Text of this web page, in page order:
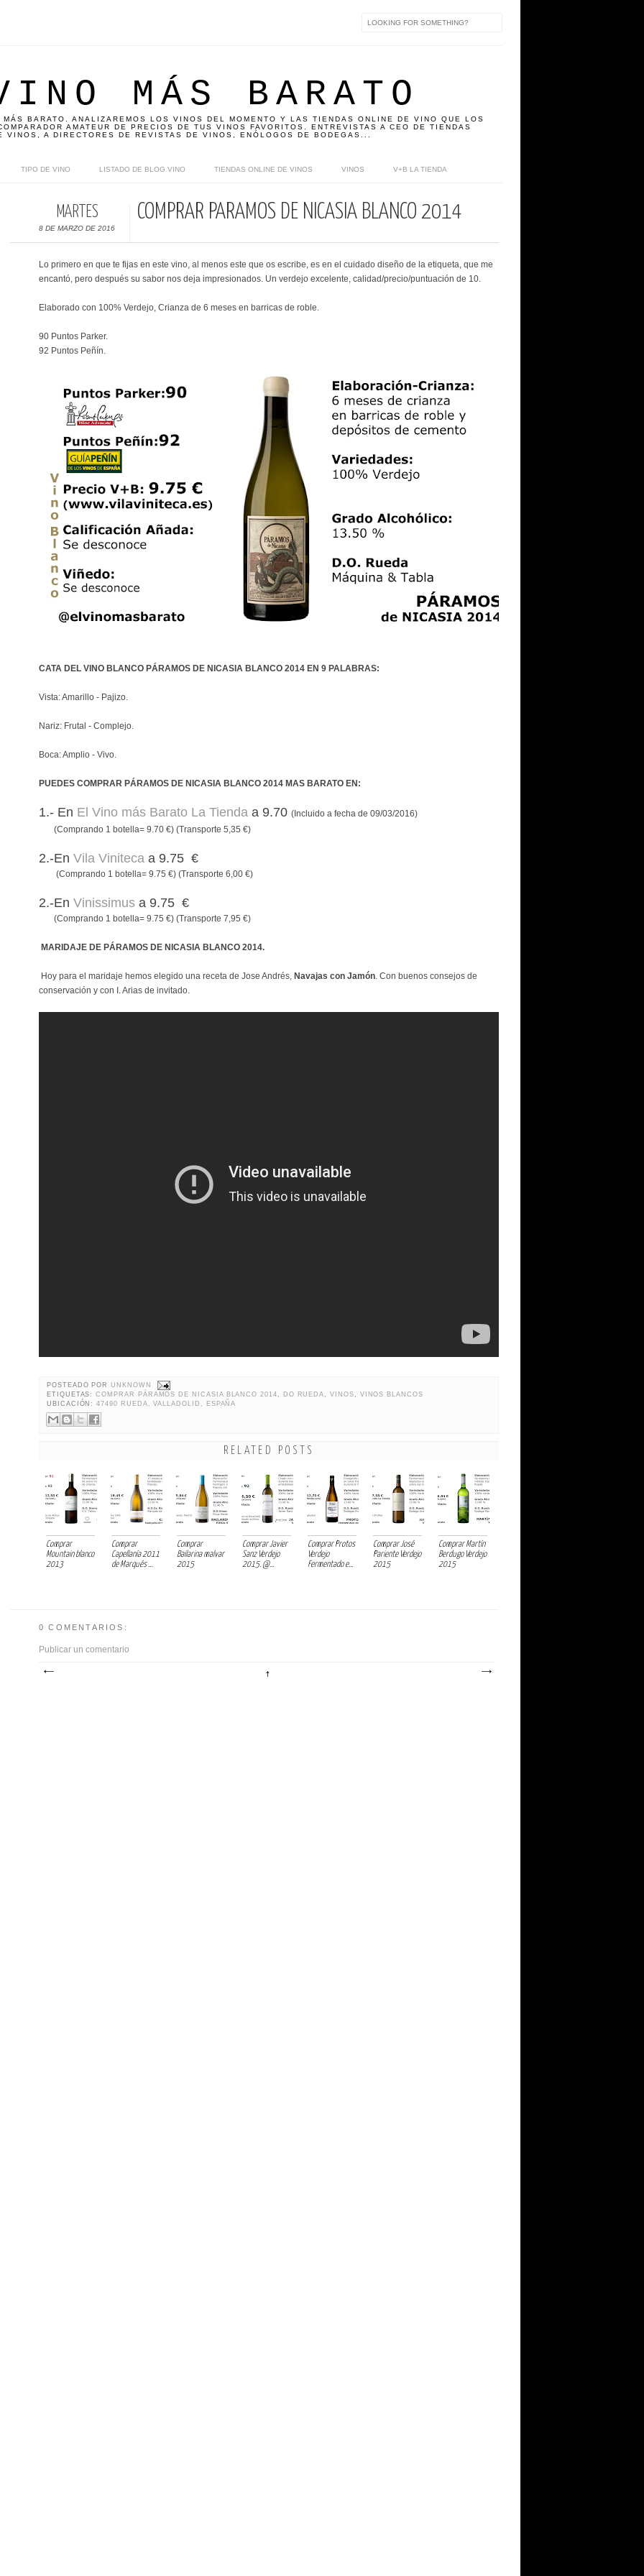
MÁS BARATO
BARATO. ANALIZAREMOS LOS VINOS DEL MOMENTO Y LAS TIENDAS ONLINE DE VINO QUE LOS
AMATEUR DE PRECIOS DE TUS VINOS FAVORITOS. ENTREVISTAS A CEO DE TIENDAS
VINOS, A DIRECTORES DE REVISTAS DE VINOS, ENÓLOGOS DE BODEGAS...
TIPO DE VINO LISTADO DE BLOG VINO TIENDAS ONLINE DE VINOS VINOS V+B LA TIENDA
MARTES
8 DE MARZO DE 2016
COMPRAR PÁRAMOS DE NICASIA BLANCO 2014
Lo primero en que te fijas en este vino, al menos este que os escribe, es en el cuidado diseño de la etiqueta, que me
encantó, pero después su sabor nos deja impresionados. Un verdejo excelente, calidad/precio/puntuación de 10.
Elaborado con 100% Verdejo, Crianza de 6 meses en barricas de roble.
90 Puntos Parker.
92 Puntos Peñín.
CATA DEL VINO BLANCO PÁRAMOS DE NICASIA BLANCO 2014 EN 9 PALABRAS:
Vista: Amarillo - Pajizo.
Nariz: Frutal - Complejo.
Boca: Amplio - Vivo.
PUEDES COMPRAR PÁRAMOS DE NICASIA BLANCO 2014 MAS BARATO EN:
1.- En El Vino más Barato La Tienda a 9.70 (Incluido a fecha de 09/03/2016)
(Comprando 1 botella= 9.70 €) (Transporte 5,35 €)
2.-En Vila Viniteca a 9.75 €
(Comprando 1 botella= 9.75 €) (Transporte 6,00 €)
2.-En Vinissimus a 9.75 €
(Comprando 1 botella= 9.75 €) (Transporte 7,95 €)
MARIDAJE DE PÁRAMOS DE NICASIA BLANCO 2014.
Hoy para el maridaje hemos elegido una receta de Jose Andrés, Navajas con Jamón. Con buenos consejos de
conservación y con I. Arias de invitado.
POSTEADO PORUNKNOWN
ETIQUETAS:COMPRAR PÁRAMOS DE NICASIA BLANCO 2014, DO RUEDA,VINOS, VINOS BLANCOS
UBICACIÓN:47490 RUEDA, VALLADOLID, ESPAÑA
RELATED POSTS
Comprar
Mountain blanco
2013
Comprar
Capellanía 2011
de Marqués ...
Comprar
Bailarina malvar
2015
Comprar Javier
Sanz Verdejo
2015. @...
Comprar Protos
Verdejo
Fermentado e...
Comprar José
Pariente Verdejo
2015
Comprar Martín
Berdugo Verdejo
2015
0 COMENTARIOS:
Publicar un comentario